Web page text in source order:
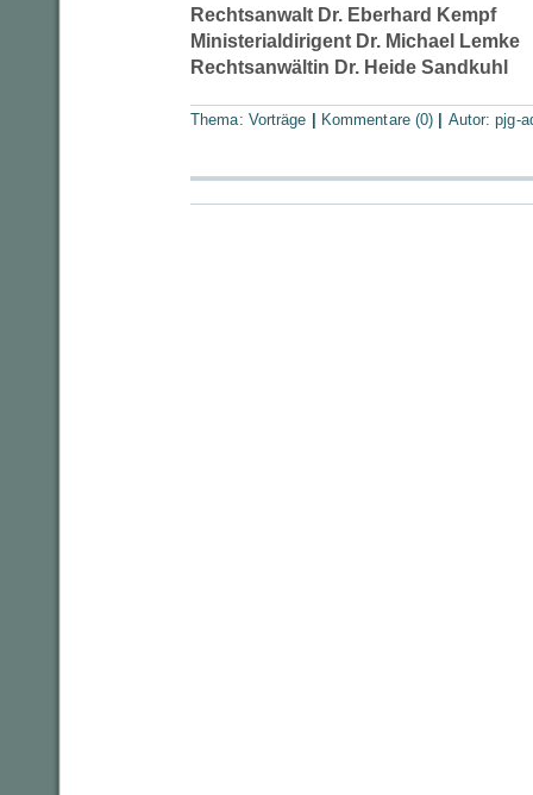
Rechtsanwalt Dr. Eberhard Kempf
Ministerialdirigent Dr. Michael Lemke
Rechtsanwältin Dr. Heide Sandkuhl
Thema: Vorträge Kommentare (0) Autor:pjg-